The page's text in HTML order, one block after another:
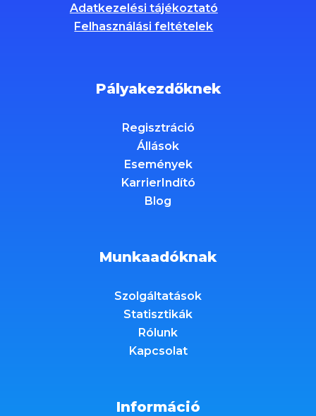
Adatkezelési tájékoztató
Felhasználási feltételek
Pályakezdőknek
Regisztráció
Állások
Események
KarrierIndító
Blog
Munkaadóknak
Szolgáltatások
Statisztikák
Rólunk
Kapcsolat
Információ